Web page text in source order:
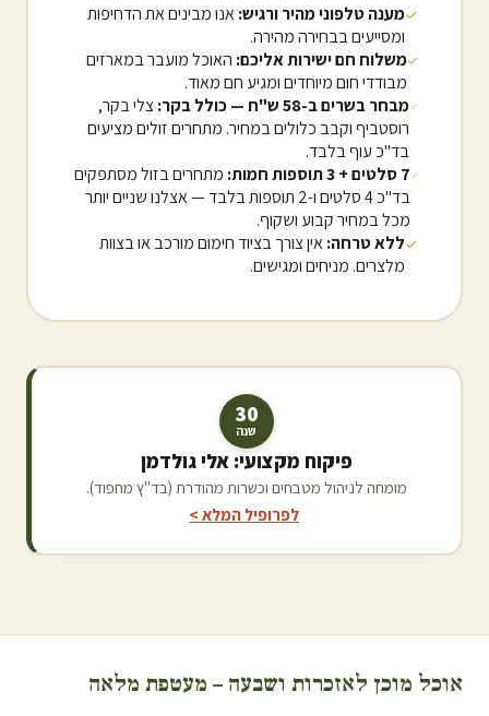
מענה טלפוני מהיר ורגיש:אנו מבינים את הדחיפות
ומסייעים בבחירה מהירה.
משלוח חם ישירות אליכם: האוכל מועבר במארזים
מבודדי חום מיוחדים ומגיע חם מאוד.
מבחר בשרים ב-58 ש"ח — כולל בקר:
צלי בקר,
רוסטביף וקבב כלולים במחיר. מתחרים זולים מציעים
בד"כ עוף בלבד.
7 סלטים + 3 תוספות חמות:
מתחרים בזול מסתפקים
בד"כ 4 סלטים ו-2 תוספות בלבד — אצלנו שניים יותר
מכל במחיר קבוע ושקוף.
ללא טרחה:אין צורך בציוד חימום מורכב או בצוות
מלצרים. מניחים ומגישים.
פיקוח מקצועי: אלי גולדמן
מומחה לניהול מטבחים וכשרות מהודרת (בד"ץ מחפוד).
לפרופיל המלא >
30
שנה
אוכל מוכן לאזכרות ושבעה – מעטפת מלאה